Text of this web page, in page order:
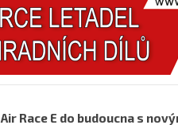
Air Race E do budoucna s